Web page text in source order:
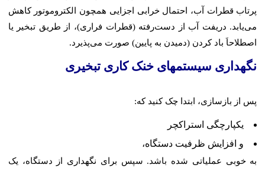
پرتاب قطرات آب، احتمال خرابی اجزایی همچون الکتروموتور کاهش
می‌یابد. دریفت آب از دست‌رفته (قطرات فراری)، از طریق تبخیر یا
اصطلاحاَ باد کردن (دمیدن به پایین) صورت می‌پذیرد.
نگهداری سیستمهای خنک کاری تبخیری
پس از بازسازی، ابتدا چک کنید که:
یکپارچگی استراکچر
و افزایش ظرفیت دستگاه،
به خوبی عملیاتی شده باشد. سپس برای نگهداری از دستگاه، یک